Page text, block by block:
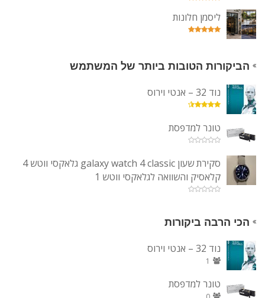
ליסמן חלונות
הביקורות הטובות ביותר של המשתמש
נוד 32 – אנטי וירוס
טונר למדפסת
סקירת שעון galaxy watch 4 classic גלאקסי ווטש 4
קלאסיק והשוואה לגלאקסי ווטש 1
הכי הרבה ביקורות
נוד 32 – אנטי וירוס
1
טונר למדפסת